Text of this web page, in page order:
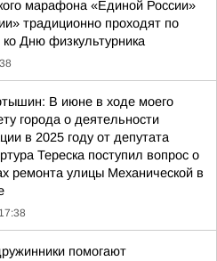
марафона «Единой России»
традиционно проходят по
ко Дню физкультурника
В июне в ходе моего
города о деятельности
в 2025 году от депутата
Тереска поступил вопрос о
ремонта улицы Механической в
помогают